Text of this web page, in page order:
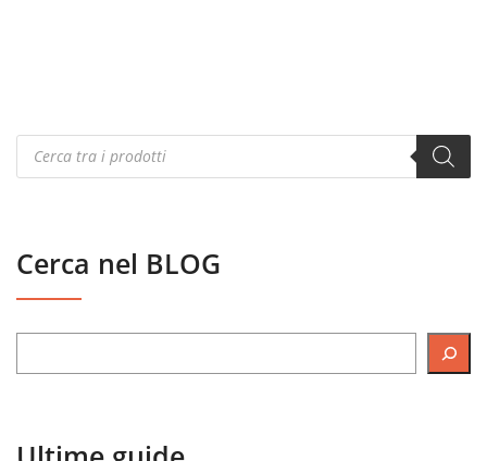
Products
search
Cerca nel BLOG